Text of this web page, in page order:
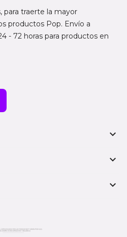
para traerte la mayor
productos Pop. Envío a
- 72 horas para productos en
keyboard_arrow_down
keyboard_arrow_down
keyboard_arrow_down